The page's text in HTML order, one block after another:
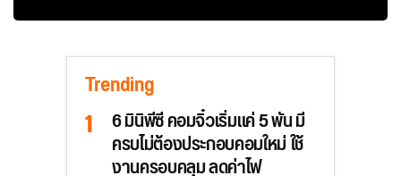
Trending
6 มินิพีซี คอมจิ๋วเริ่มแค่ 5 พัน มี
ครบไม่ต้องประกอบคอมใหม่ ใช้
งานครอบคลุม ลดค่าไฟ